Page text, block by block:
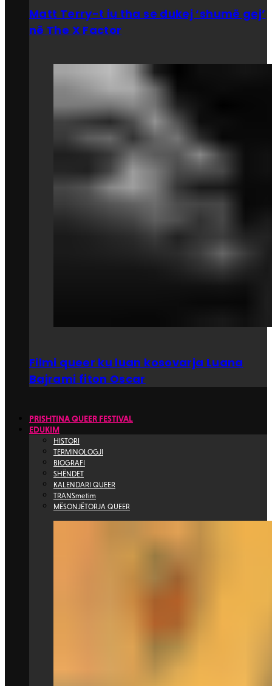
Matt Terry-t iu tha se dukej ‘shumë gej’
në The X Factor
Filmi queer ku luan kosovarja Luana
Bajrami fiton Oscar
PRISHTINA QUEER FESTIVAL
EDUKIM
HISTORI
TERMINOLOGJI
BIOGRAFI
SHËNDET
KALENDARI QUEER
TRANSmetim
MËSONJËTORJA QUEER